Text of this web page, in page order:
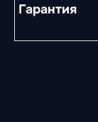
Гарантия